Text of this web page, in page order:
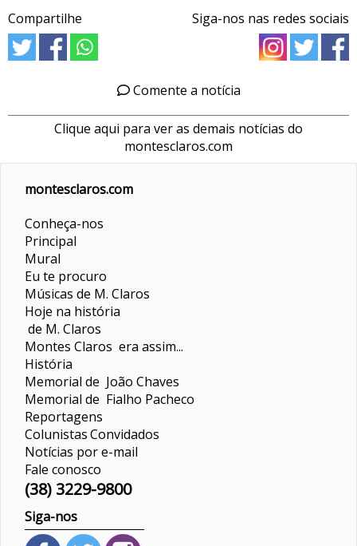
Compartilhe Siga-nos nas redes sociais
Comente a notícia
Clique aqui para ver as demais notícias do
montesclaros.com
montesclaros.com
Conheça-nos
Principal
Mural
Eu te procuro
Músicas de M. Claros
Hoje na história
de M. Claros
Montes Claros era assim...
História
Memorial de João Chaves
Memorial de Fialho Pacheco
Reportagens
ColunistasConvidados
Notícias por e-mail
Fale conosco
(38) 3229-9800
Siga-nos